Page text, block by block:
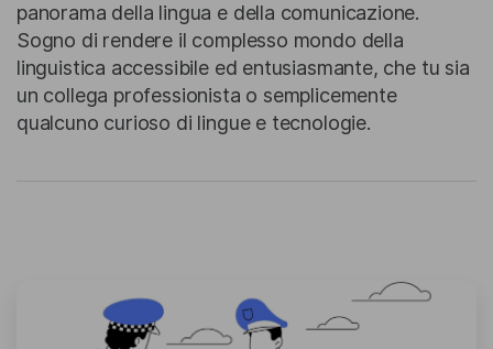
panorama della lingua e della comunicazione.
Sogno di rendere il complesso mondo della
linguistica accessibile ed entusiasmante, che tu sia
un collega professionista o semplicemente
qualcuno curioso di lingue e tecnologie.